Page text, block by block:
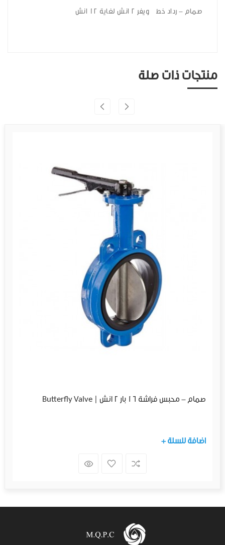
صمام - رداد خط ويفر 2 انش لغاية 12 انش
منتجات ذات صلة
صمام - محبس فراشة 16 بار 2 انش | Butterfly Valve
+ اضافة للسلة